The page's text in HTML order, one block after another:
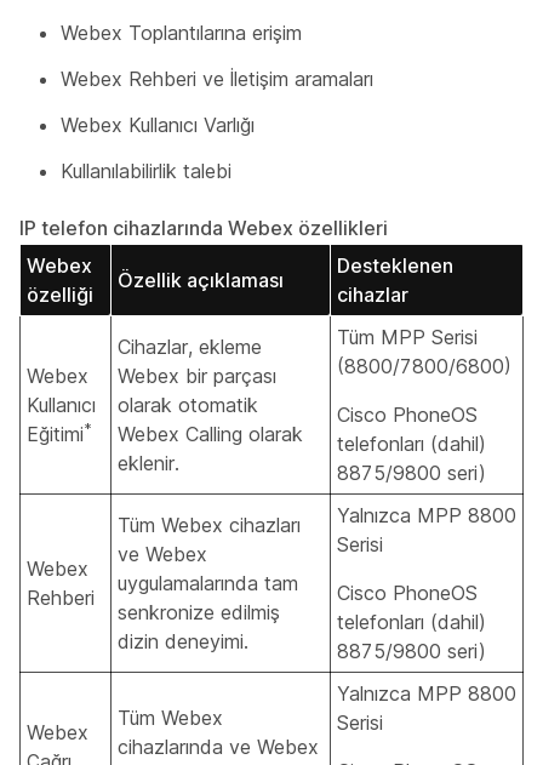
Webex Toplantılarına erişim
Webex Rehberi ve İletişim aramaları
Webex Kullanıcı Varlığı
Kullanılabilirlik talebi
IP telefon cihazlarında Webex özellikleri
Webex
özelliği
Özellik açıklaması
Desteklenen
cihazlar
Webex
Kullanıcı
Eğitimi*
Cihazlar, ekleme
Webex bir parçası
olarak otomatik
Webex Calling olarak
eklenir.
Tüm MPP Serisi
(8800/7800/6800)
Cisco PhoneOS
telefonları (dahil)
8875/9800 seri)
Webex
Rehberi
Tüm Webex cihazları
ve Webex
uygulamalarında tam
senkronize edilmiş
dizin deneyimi.
Yalnızca MPP 8800
Serisi
Cisco PhoneOS
telefonları (dahil)
8875/9800 seri)
Webex
Tüm Webex
cihazlarında ve Webex
Yalnızca MPP 8800
Serisi